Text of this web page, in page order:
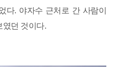
다. 야자수 근처로 간 사람이
였던 것이다.